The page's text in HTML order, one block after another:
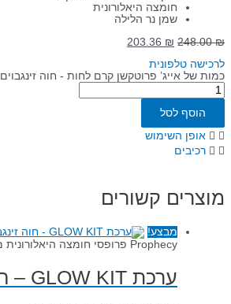
חומצה היאלורונית
שמן נר הלילה
248.00₪
203.36 ₪
לרכישה טלפונית
כמות של אייג’ פרוטקשן קרם לחות - חוה זינגבוים
הוסף לסל
אופן השימוש
רכיבים
מוצרים קשורים
מבצע!
Prophecy פרופסי חומצה היאלורונית ממוזערת
ערכת GLOW KIT – חוה זינגבוים